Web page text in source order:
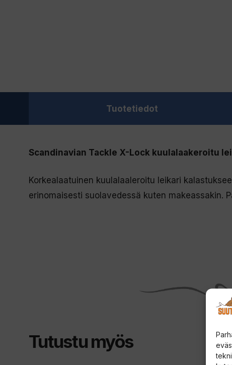
Tuotetiedot
Scandinavian Tackle X-Lock kuulalaakeroitu
Korkealaatuinen kuulalaaleroitu leikari
erinomaisesti suolavedessä kuten makeassakin.
Tutustu myös